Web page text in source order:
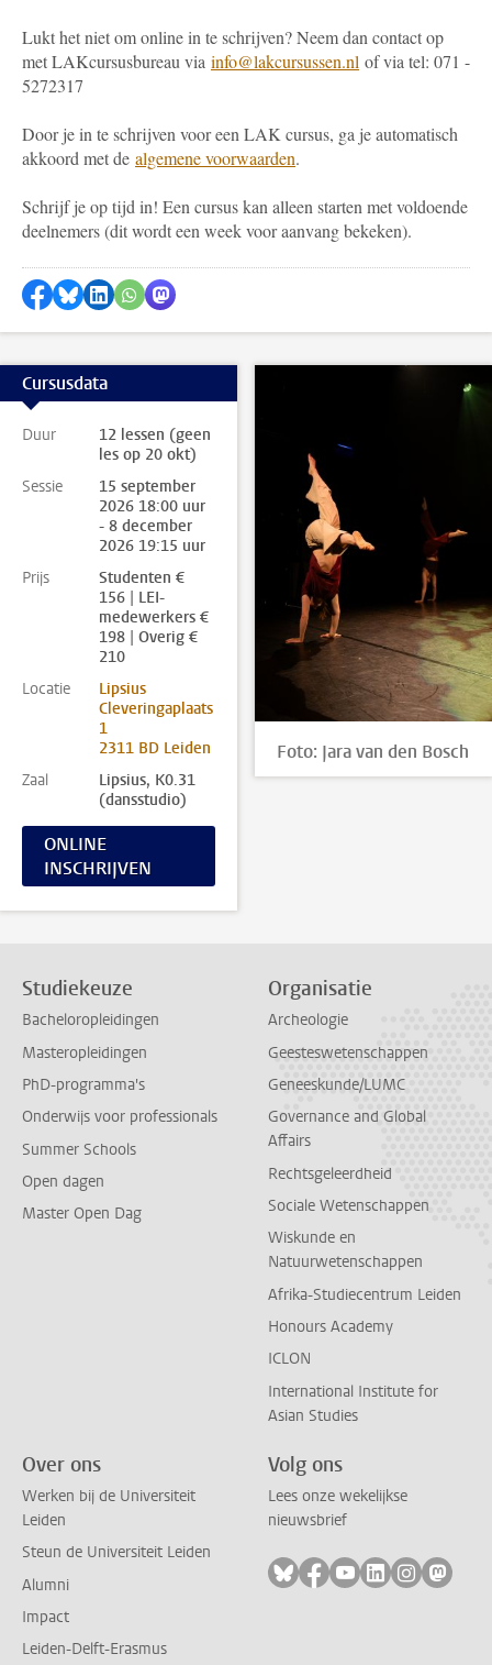
Lukt het niet om online in te schrijven? Neem dan contact op
met LAKcursusbureau via info@lakcursussen.nl of via tel: 071 -
5272317
Door je in te schrijven voor een LAK cursus, ga je automatisch
akkoord met de algemene voorwaarden.
Schrijf je op tijd in! Een cursus kan alleen starten met voldoende
deelnemers (dit wordt een week voor aanvang bekeken).
Delen op Facebook
Delen via Bluesky
Delen op LinkedIn
Delen via WhatsApp
Delen via Mastodon
Cursusdata
Duur
12 lessen (geen
les op 20 okt)
Sessie
15 september
2026 18:00 uur
- 8 december
2026 19:15 uur
Prijs
Studenten €
156 | LEI-
medewerkers €
198 | Overig €
210
Locatie
Lipsius
Cleveringaplaats
1
2311 BD Leiden
Zaal
Lipsius, K0.31
(dansstudio)
ONLINE
INSCHRIJVEN
Foto: Jara van den Bosch
Studiekeuze
Bacheloropleidingen
Masteropleidingen
PhD-programma's
Onderwijs voor professionals
Summer Schools
Open dagen
Master Open Dag
Organisatie
Archeologie
Geesteswetenschappen
Geneeskunde/LUMC
Governance and Global
Affairs
Rechtsgeleerdheid
Sociale Wetenschappen
Wiskunde en
Natuurwetenschappen
Afrika-Studiecentrum Leiden
Honours Academy
ICLON
International Institute for
Asian Studies
Over ons
Werken bij de Universiteit
Leiden
Steun de Universiteit Leiden
Alumni
Impact
Leiden-Delft-Erasmus
Volg ons
Lees onze wekelijkse
nieuwsbrief
Volg ons op bluesky
Volg ons op facebook
Volg ons op
Volg ons op
Volg ons
Volg